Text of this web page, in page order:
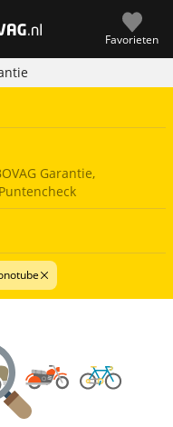
Favorieten
Garantie,